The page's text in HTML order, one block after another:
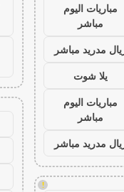
مباريات اليوم
مباشر
مدريد مباشر
يلا شوت
مباريات اليوم
مباشر
مدريد مباشر
!